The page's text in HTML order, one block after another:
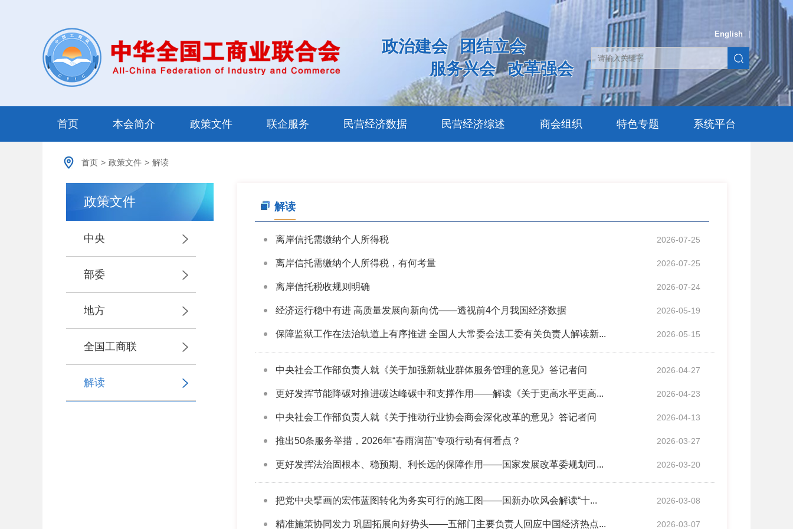
政治建会 团结立会
服务兴会 改革强会
English
首页 本会简介 政策文件 联企服务 民营经济数据 民营经济综述 商会组织 特色专题 系统平台
首页 > 政策文件 > 解读
政策文件
中央
部委
地方
全国工商联
解读
解读
离岸信托需缴纳个人所得税 2026-07-25
离岸信托需缴纳个人所得税，有何考量 2026-07-25
离岸信托税收规则明确 2026-07-24
经济运行稳中有进 高质量发展向新向优——透视前4个月我国经济数据 2026-05-19
保障监狱工作在法治轨道上有序推进 全国人大常委会法工委有关负责人解读新... 2026-05-15
中央社会工作部负责人就《关于加强新就业群体服务管理的意见》答记者问 2026-04-27
更好发挥节能降碳对推进碳达峰碳中和支撑作用——解读《关于更高水平更高... 2026-04-23
中央社会工作部负责人就《关于推动行业协会商会深化改革的意见》答记者问 2026-04-13
推出50条服务举措，2026年“春雨润苗”专项行动有何看点？ 2026-03-27
更好发挥法治固根本、稳预期、利长远的保障作用——国家发展改革委规划司... 2026-03-20
把党中央擘画的宏伟蓝图转化为务实可行的施工图——国新办吹风会解读“十... 2026-03-08
精准施策协同发力 巩固拓展向好势头——五部门主要负责人回应中国经济热点... 2026-03-07